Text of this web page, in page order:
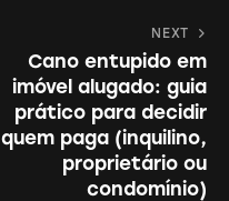
NEXT
Cano entupido em
imóvel alugado: guia
prático para decidir
quem paga (inquilino,
proprietário ou
condomínio)